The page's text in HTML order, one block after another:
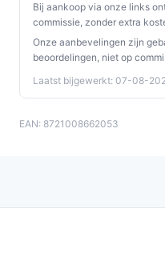
Concrete checks voor
Controleer welk
specificatie).
Specificaties in
Bij aankoop via onze links
commissie, zonder extra
Onze aanbevelingen zijn
beoordelingen, niet op
Laatst bijgewerkt: 07-08-
EAN: 8721008662053